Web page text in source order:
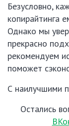
Безусловно,
копирайтинга
Однако мы
прекрасно
рекомендуем
поможет
С наилучшими
Остались